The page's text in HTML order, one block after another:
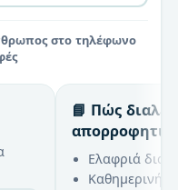
στο τηλέφωνο
📘 Πώς
Ελαφριά
Καθημερινή